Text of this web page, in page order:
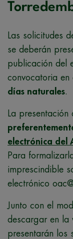
Las solicitudes
se deberán
publicación del
convocatoria
días naturales.
La
electrónica del
Para
imprescindible
electrónico
Junto con el
descargar en la
presentarán los